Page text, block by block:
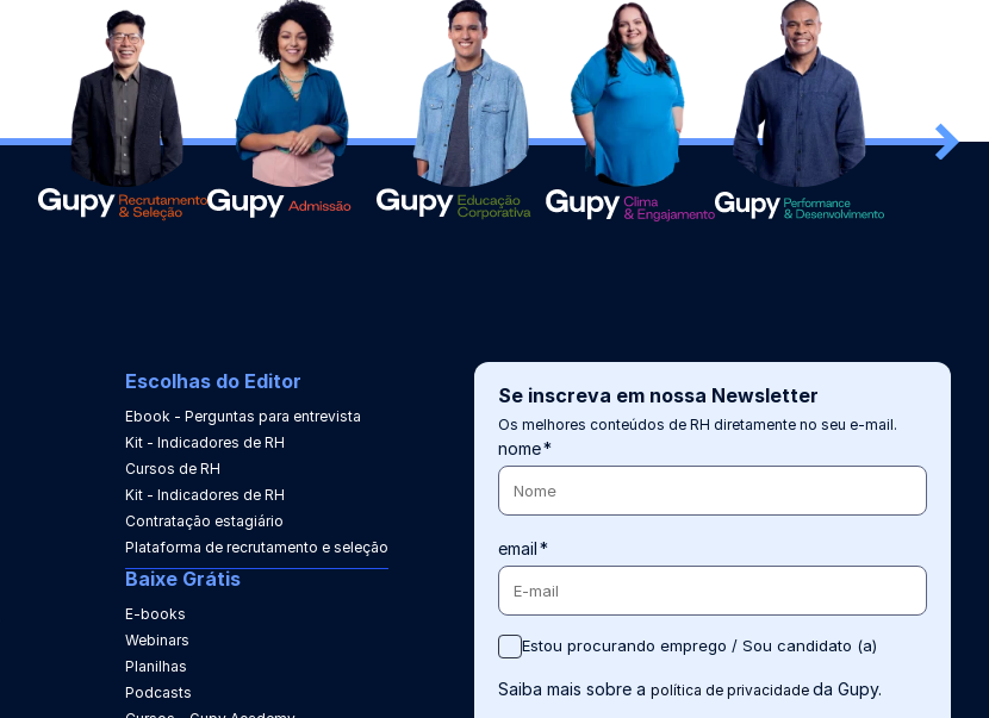
Escolhas do Editor
Ebook - Perguntas para entrevista
Kit - Indicadores de RH
Cursos de RH
Kit - Indicadores de RH
Contratação estagiário
Plataforma de recrutamento e seleção
Baixe Grátis
E-books
Webinars
Planilhas
Podcasts
Se inscreva em nossa Newsletter
Os melhores conteúdos de RH diretamente no seu e-mail.
nome*
email*
Estou procurando emprego / Sou candidato (a)
Saiba mais sobre a política de privacidade da Gupy.